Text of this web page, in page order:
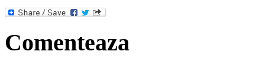
Comenteaza